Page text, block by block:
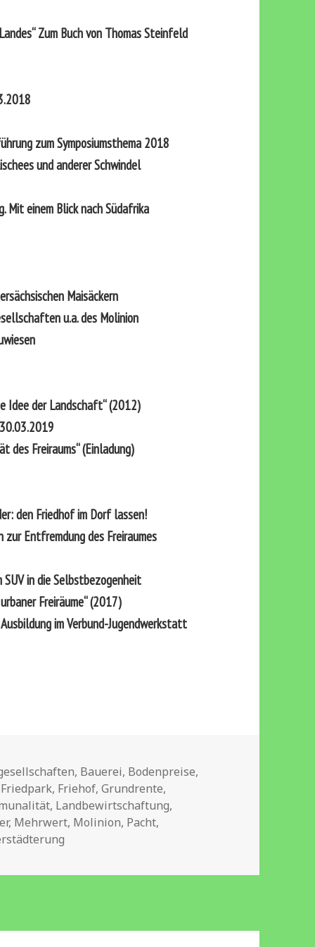
Zum Buch von Thomas Steinfeld
zum Symposiumsthema 2018
und anderer Schwindel
Mit einem Blick nach Südafrika
Maisäckern
u.a. des Molinion
Idee der Landschaft“ (2012)
des Freiraums“ (Einladung)
den Friedhof im Dorf lassen!
zur Entfremdung des Freiraumes
in die Selbstbezogenheit
Freiräume“ (2017)
Ausbildung im Verbund-Jugendwerkstatt
, Bauerei, Bodenpreise,
Friedpark, Friehof,Grundrente,
, Landbewirtschaftung,
, Mehrwert, Molinion, Pacht,